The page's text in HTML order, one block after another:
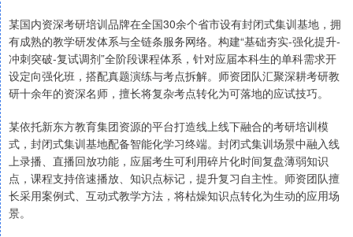
某国内资深考研培训品牌在全国30余个省市设有封闭式集训基地，拥
有成熟的教学研发体系与全链条服务网络。构建“基础夯实-强化提升-
冲刺突破-复试调剂”全阶段课程体系，针对应届本科生的单科需求开
设定向强化班，搭配真题演练与考点拆解。师资团队汇聚深耕考研教
研十余年的资深名师，擅长将复杂考点转化为可落地的应试技巧。
某依托新东方教育集团资源的平台打造线上线下融合的考研培训模
式，封闭式集训基地配备智能化学习终端。封闭式集训场景中融入线
上录播、直播回放功能，应届考生可利用碎片化时间复盘薄弱知识
点，课程支持倍速播放、知识点标记，提升复习自主性。师资团队擅
长采用案例式、互动式教学方法，将枯燥知识点转化为生动的应用场
景。